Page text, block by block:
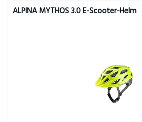
ALPINA MYTHOS 3.0 E-Scooter-Helm